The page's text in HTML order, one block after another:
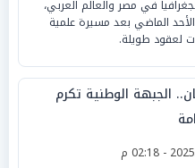
في مصر والعالم العربي،
الماضي بعد مسيرة علمية
لعقود طويلة.
الجبهة الوطنية تكرم